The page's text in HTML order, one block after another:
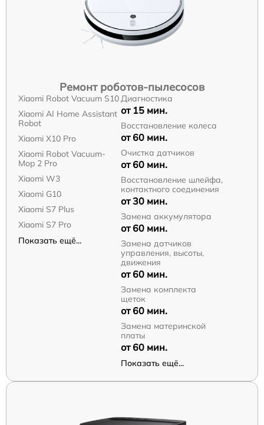
Ремонт роботов-пылесосов
Xiaomi Robot Vacuum S10
Xiaomi AI Home Assistant
Robot
Xiaomi X10 Pro
Xiaomi Robot Vacuum-
Mop 2 Pro
Xiaomi W3
Xiaomi G10
Xiaomi S7 Plus
Xiaomi S7 Pro
Показать ещё...
Диагностика
от 15 мин.
Восстановление колеса
от 60 мин.
Очистка датчиков
от 60 мин.
Восстановление шлейфа,
контактного соединения
от 30 мин.
Замена аккумулятора
от 60 мин.
Замена датчиков
управления, высоты,
движения
от 60 мин.
Замена комплекта
щеток
от 60 мин.
Замена материнской
платы
от 60 мин.
Показать ещё...